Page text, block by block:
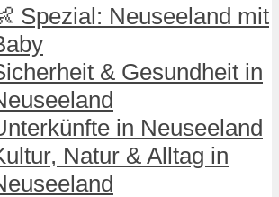
Spezial: Neuseeland mit
& Gesundheit in
in Neuseeland
Natur & Alltag in